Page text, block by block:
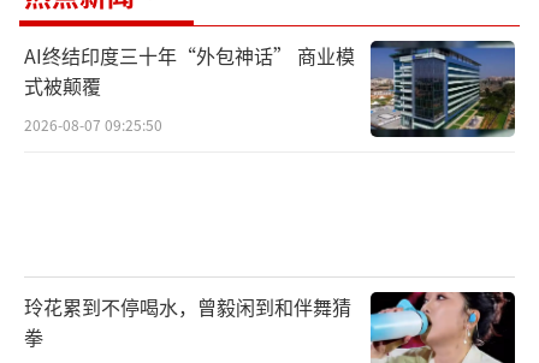
AI终结印度三十年“外包神话” 商业模
式被颠覆
2026-08-07 09:25:50
玲花累到不停喝水，曾毅闲到和伴舞猜
拳